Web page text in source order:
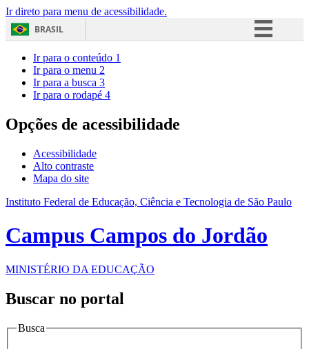
Ir direto para menu de acessibilidade.
BRASIL
Acesso à informação
Ir para o conteúdo 1
Ir para o menu 2
Ir para a busca 3
Ir para o rodapé 4
Opções de acessibilidade
Acessibilidade
Alto contraste
Mapa do site
Instituto Federal de Educação, Ciência e Tecnologia de São Paulo
Campus Campos do Jordão
MINISTÉRIO DA EDUCAÇÃO
Buscar no portal
Busca